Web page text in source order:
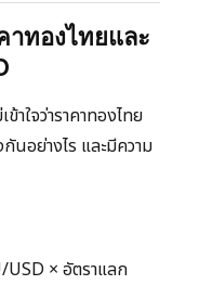
าทองไทยและ
ข้าใจว่าราคาทองไทย
นอย่างไร และมีความ
USD × อัตราแลก